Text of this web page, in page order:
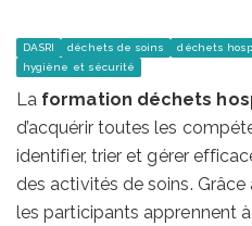
DASRI déchets de soins déchets
hygiène et sécurité
La formation déchets
d’acquérir toutes les
identifier, trier et gérer
des activités de soins.
les participants apprennent